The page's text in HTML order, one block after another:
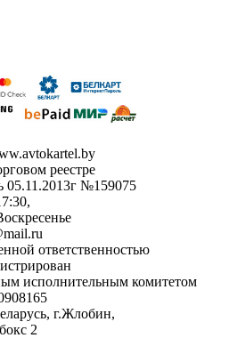
реестре
05.11.2013г №159075
ответственностью
исполнительным комитетом
г.Жлобин,
2